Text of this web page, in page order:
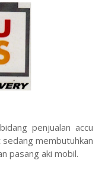
penjualan accu
membutuhkan
pasang aki mobil.